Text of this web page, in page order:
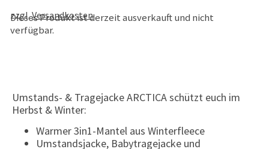
zzgl.Versandkosten
Dieses Produkt ist derzeit ausverkauft und nicht
verfügbar.
Umstands- & Tragejacke ARCTICA schützt euch im
Herbst & Winter:
Warmer 3in1-Mantel aus Winterfleece
Umstandsjacke, Babytragejacke und